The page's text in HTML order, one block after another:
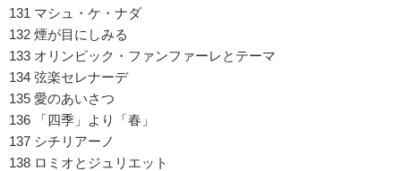
131 マシュ・ケ・ナダ
132 煙が目にしみる
133 オリンピック・ファンファーレとテーマ
134 弦楽セレナーデ
135 愛のあいさつ
136 「四季」より「春」
137 シチリアーノ
138 ロミオとジュリエット